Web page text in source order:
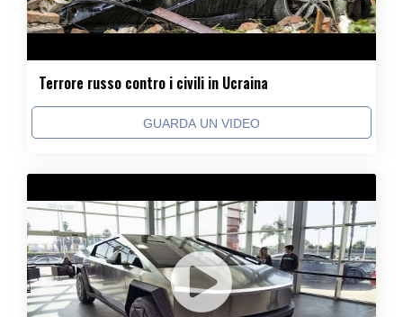
Terrore russo contro i civili in Ucraina
GUARDA UN VIDEO